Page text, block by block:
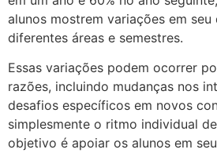
alunos mostrem variações em seu
diferentes áreas e semestres.
Essas variações podem ocorrer
razões, incluindo mudanças nos
desafios específicos em novos
simplesmente o ritmo individual
objetivo é apoiar os alunos em